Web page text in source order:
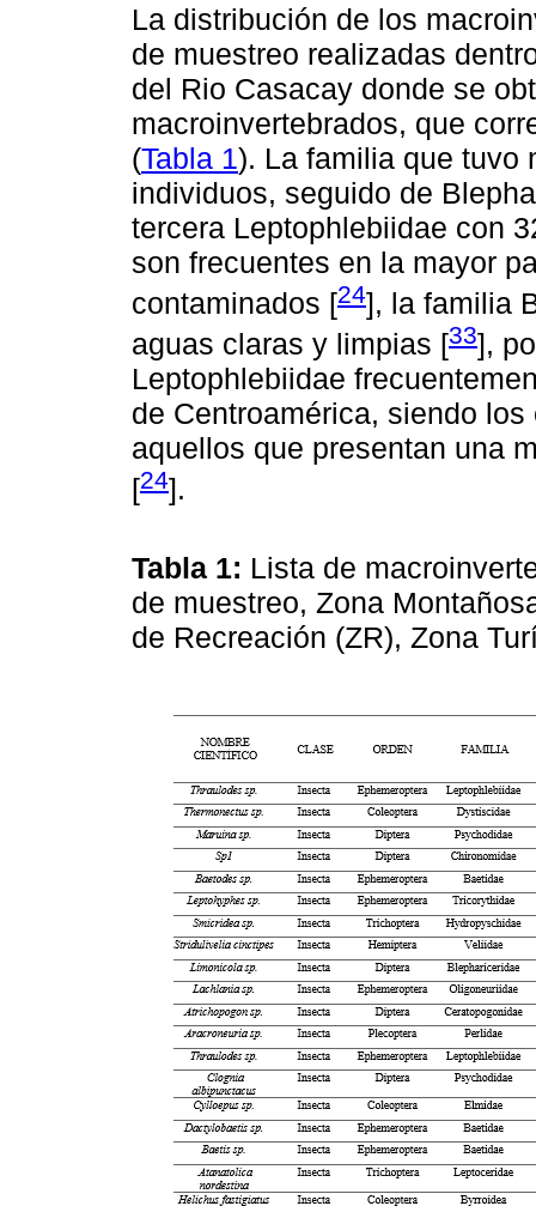
La distribución de los
de muestreo realizadas
del Rio Casacay donde se
macroinvertebrados, que
(Tabla 1). La familia que tuvo
individuos, seguido de
tercera Leptophlebiidae con
son frecuentes en la mayor
contaminados [24], la familia
aguas claras y limpias [33],
Leptophlebiidae
de Centroamérica, siendo
aquellos que presentan una
[24].
Tabla 1: Lista de
de muestreo, Zona
de Recreación (ZR), Zona